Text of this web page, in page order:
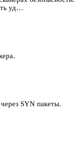
уд…
SYN пакеты.